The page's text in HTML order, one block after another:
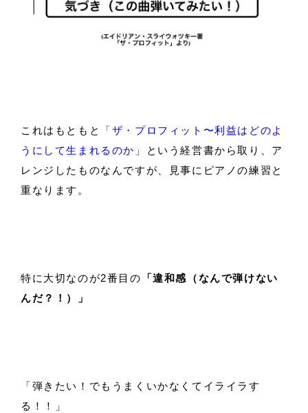
これはもともと
「ザ・プロフィット〜利益はどのよ
うにして生まれるのか」
という経営書から取り、ア
レンジしたものなんですが、見事にピアノの練習と
重なります。
特に大切なのが2番目の
「違和感（なんで弾けない
んだ？！）」
「弾きたい！でもうまくいかなくてイライラす
る！！」